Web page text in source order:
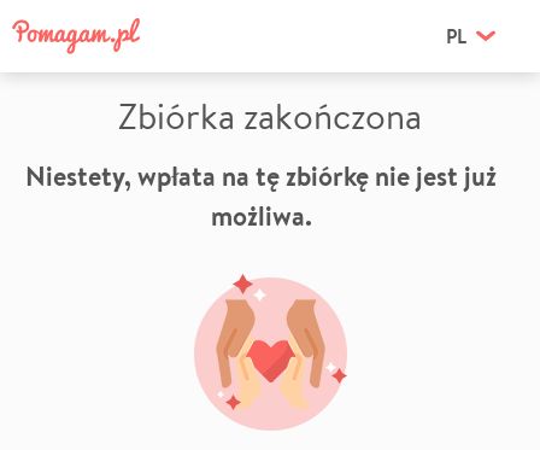
PL
Zbiórka zakończona
Niestety, wpłata na tę zbiórkę nie jest już
możliwa.